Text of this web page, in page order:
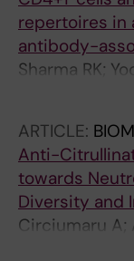
repertoires in
antibody-
Sharma RK;
A; Avik A;
JSD; Boddul
Brauner H;
Gunnarsson
ARTICLE:
Anti-
towards
Diversity and
Circiumaru A;